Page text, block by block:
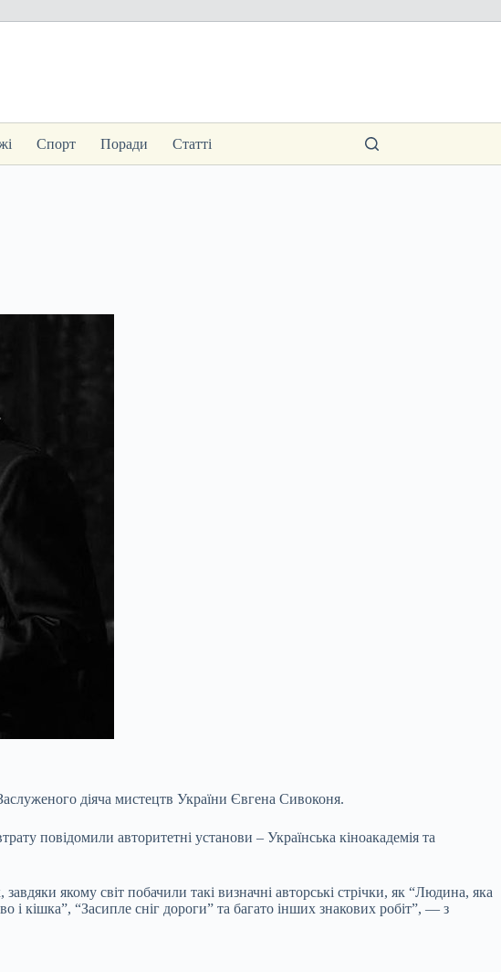
Спорт Поради Статті
діяча мистецтв України Євгена Сивоконя.
повідомили авторитетні установи – Українська кіноакадемія та
якому світ побачили такі визначні авторські стрічки, як “Людина, яка
кішка”, “Засипле сніг дороги” та багато інших знакових робіт”, — з